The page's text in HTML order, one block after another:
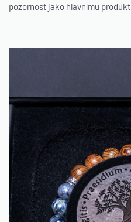
pozornost jako hlavnímu